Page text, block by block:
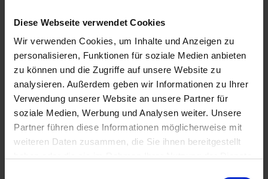
Diese Webseite verwendet Cookies
Wir verwenden Cookies, um Inhalte und Anzeigen zu
personalisieren, Funktionen für soziale Medien anbieten
zu können und die Zugriffe auf unsere Website zu
analysieren. Außerdem geben wir Informationen zu Ihrer
Verwendung unserer Website an unsere Partner für
soziale Medien, Werbung und Analysen weiter. Unsere
Partner führen diese Informationen möglicherweise mit
weiteren Daten zusammen, die Sie ihnen bereitgestellt
7,90 €
inkl. ges. USt.,zzgl. Versandkosten
Sofort versandfertig, Lieferzeit ca. 2-4 Werktage innerhalb
Deutschlands
In denWarenkorb
Merken
Artikel Nr.: 7260861